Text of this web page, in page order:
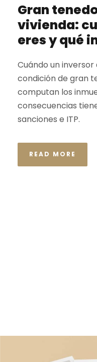
Gran
vivienda:
eres y qué
Cuándo un inversor
condición de gran
computan los
consecuencias
sanciones e ITP.
READ MORE